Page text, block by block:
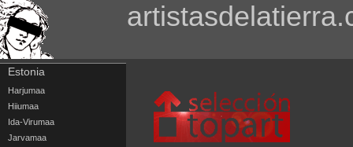
Estonia
Harjumaa
Hiiumaa
Ida-Virumaa
Jarvamaa